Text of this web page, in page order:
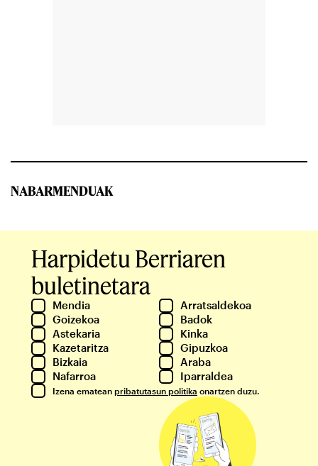
NABARMENDUAK
Harpidetu Berriaren
buletinetara
Mendia
Arratsaldekoa
Goizekoa
Badok
Astekaria
Kinka
Kazetaritza
Gipuzkoa
Bizkaia
Araba
Nafarroa
Iparraldea
Izena ematean pribatutasun politika onartzen duzu.